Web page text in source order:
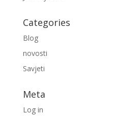
Categories
Blog
novosti
Savjeti
Meta
Log in